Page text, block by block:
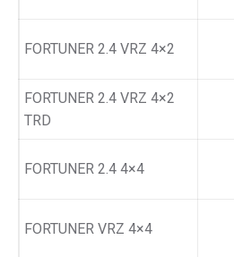
FORTUNER 2.4 VRZ 4×2
FORTUNER 2.4 VRZ 4×2
TRD
FORTUNER 2.4 4×4
FORTUNER VRZ 4×4